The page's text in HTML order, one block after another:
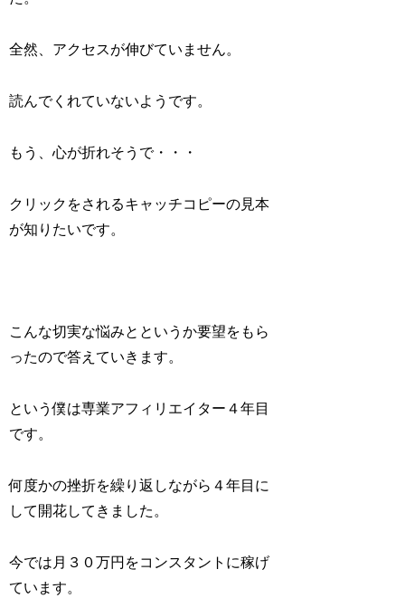
全然、アクセスが伸びていません。
読んでくれていないようです。
もう、心が折れそうで・・・
クリックをされるキャッチコピーの見本
が知りたいです。
こんな切実な悩みとというか要望をもら
ったので答えていきます。
という僕は専業アフィリエイター４年目
です。
何度かの挫折を繰り返しながら４年目に
して開花してきました。
今では月３０万円をコンスタントに稼げ
ています。